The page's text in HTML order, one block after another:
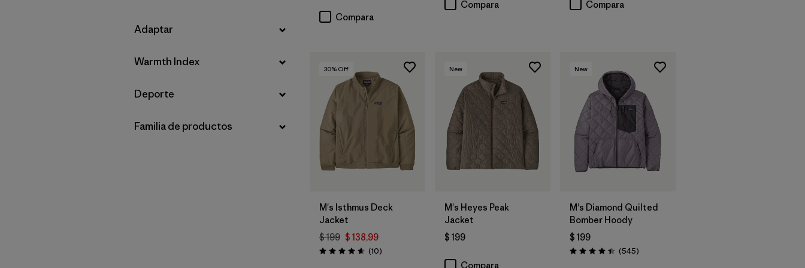
Filtrar por
Adaptar
Filtrar por
Warmth Index
Filtrar por
Deporte
Filtrar por
Familia de productos
Compara
Compara Compara
30% Off
M's Isthmus Deck
Jacket
$ 199 $ 138,99
Valoración: 4.7 / 5
(10Comentarios
)
New
M's Heyes Peak
Jacket
$ 199
Compara
New
M's Diamond Quilted
Bomber Hoody
$ 199
Valoración: 4.4 / 5
(545Comentarios
)